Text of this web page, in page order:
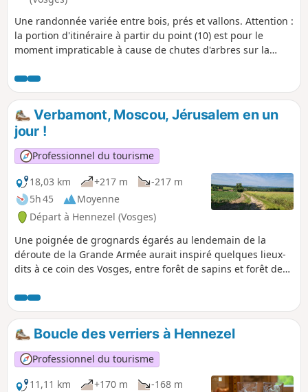
Une randonnée variée entre bois, prés et vallons. Attention :
la portion d'itinéraire à partir du point (10) est pour le
moment impraticable à cause de chutes d'arbres sur la
départ, rejoindre Circourt en suivant la route (D39) vers la
droite, puis tourner à gauche dans la Rue de la Chapelle
qui passe devant l'église et poursuivre tout droit sur la
route qui la prolonge pour rejoindre la D39a. La traverser
pour trouver le chemin pris au départ et le suivre vers la
gauche pour rejoindre le parking.
Verbamont, Moscou, Jérusalem en un
jour !
Professionnel du tourisme
18,03 km
+217 m
-217 m
5h 45
Moyenne
Départ à Hennezel (Vosges)
Une poignée de grognards égarés au lendemain de la
déroute de la Grande Armée aurait inspiré quelques lieux-
dits à ce coin des Vosges, entre forêt de sapins et forêt de
Moscou et celui de Jérusalem sont sur le chemin, un petit
clin d’œil à la géographie et à l'histoire. Vous pourrez
repartir avec votre pot de miel de la Miellerie de Jérusalem
ou dormir dans une cabane au camping "La Clairière du
Verbamont".
Boucle des verriers à Hennezel
Professionnel du tourisme
11,11 km
+170 m
-168 m